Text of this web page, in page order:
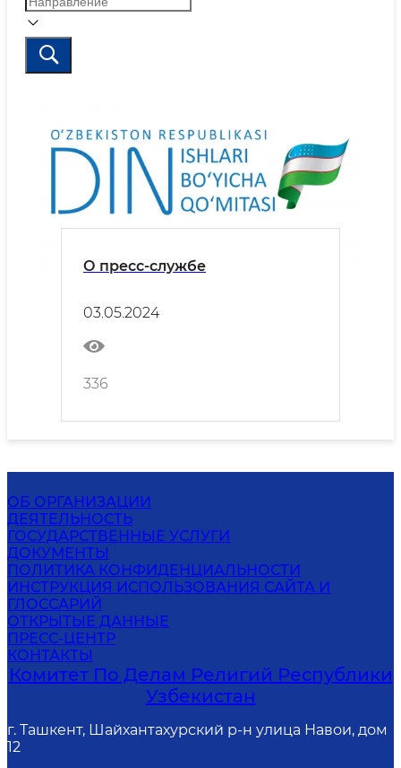
О пресс-службе
03.05.2024
336
ОБ ОРГАНИЗАЦИИ
ДЕЯТЕЛЬНОСТЬ
ГОСУДАРСТВЕННЫЕ УСЛУГИ
ДОКУМЕНТЫ
ПОЛИТИКА КОНФИДЕНЦИАЛЬНОСТИ
ИНСТРУКЦИЯ ИСПОЛЬЗОВАНИЯ САЙТА И
ГЛОССАРИЙ
ОТКРЫТЫЕ ДАННЫЕ
ПРЕСС-ЦЕНТР
КОНТАКТЫ
Комитет По Делам Религий Республики
Узбекистан
г. Ташкент, Шайхантахурский р-н улица Навои, дом
12